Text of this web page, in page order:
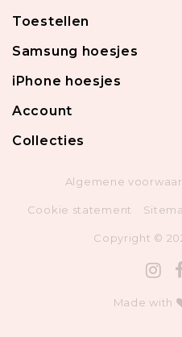
Toestellen
Samsung hoesjes
iPhone hoesjes
Account
Collecties
Algemene
Cookie statement
Copyright ©
Made with